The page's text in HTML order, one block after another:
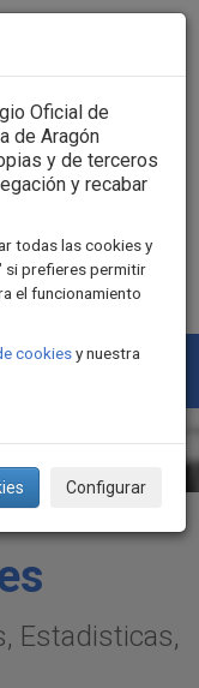
Estadisticas,
Oficial de
de Aragón
y de terceros
y recabar
todas las cookies y
si prefieres permitir
el funcionamiento
cookiesy nuestra
Configurar